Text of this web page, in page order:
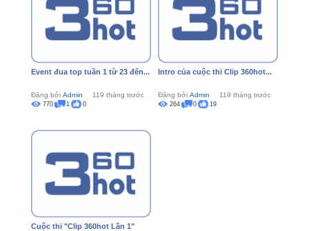
Event đua top tuần 1 từ 23 đến...
Đăng bởi Admin 119 tháng trước
770 1 0
Intro của cuộc thi Clip 360hot...
Đăng bởi Admin 119 tháng trước
264 0 19
Cuộc thi "Clip 360hot Lần 1"